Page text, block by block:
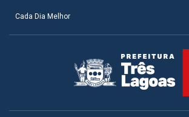
Cada Dia Melhor